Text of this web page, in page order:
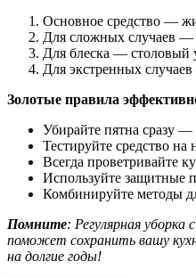
Основное средство —
Для сложных случаев —
Для блеска — столовый
Для экстренных
Золотые правила
Убирайте пятна сразу —
Тестируйте средство на
Всегда проветривайте
Используйте защитные
Комбинируйте методы
Помните: Регулярная уборка
поможет сохранить вашу
на долгие годы!